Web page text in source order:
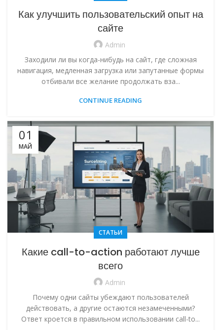
Как улучшить пользовательский опыт на
сайте
Admin
Заходили ли вы когда-нибудь на сайт, где сложная
навигация, медленная загрузка или запутанные формы
отбивали все желание продолжать вза...
CONTINUE READING
01
МАЙ
СТАТЬИ
Какие call-to-action работают лучше
всего
Admin
Почему одни сайты убеждают пользователей
действовать, а другие остаются незамеченными?
Ответ кроется в правильном использовании call-to...